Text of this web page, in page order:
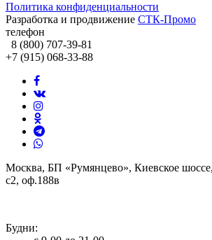
Политика конфиденциальности
Разработка и продвижение СТК-Промо
телефон
8 (800) 707-39-81
+7 (915) 068-33-88
Москва, БП «Румянцево», Киевское
с2, оф.188в
Будни: